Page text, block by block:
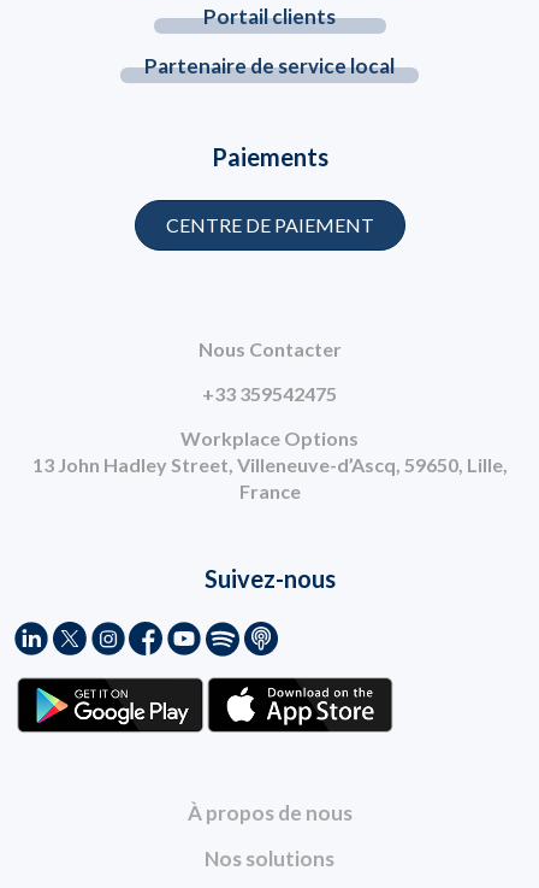
À propos de nous
Nos solutions
Portail clients
Partenaire de service local
Nous Contacter
+33 359542475
Workplace Options
13 John Hadley Street, Villeneuve-d’Ascq, 59650, Lille,
France
Paiements
CENTRE DE PAIEMENT
Suivez-nous